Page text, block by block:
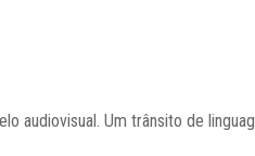
audiovisual. Um trânsito de